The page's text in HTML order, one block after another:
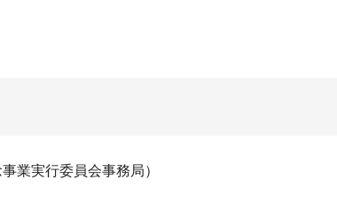
業実行委員会事務局）